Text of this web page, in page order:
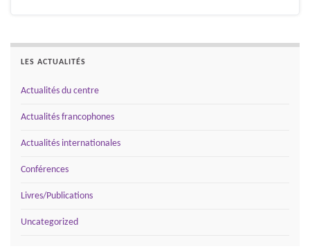
LES ACTUALITÉS
Actualités du centre
Actualités francophones
Actualités internationales
Conférences
Livres/Publications
Uncategorized